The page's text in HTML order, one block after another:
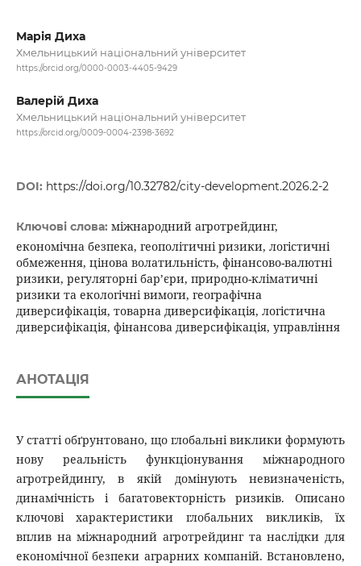
Марія Диха
Хмельницький національний університет
https://orcid.org/0000-0003-4405-9429
Валерій Диха
Хмельницький національний університет
https://orcid.org/0009-0004-2398-3692
DOI: https://doi.org/10.32782/city-development.2026.2-2
Ключові слова: міжнародний агротрейдинг,
економічна безпека, геополітичні ризики, логістичні
обмеження, цінова волатильність, фінансово-валютні
ризики, регуляторні бар’єри, природно-кліматичні
ризики та екологічні вимоги, географічна
диверсифікація, товарна диверсифікація, логістична
диверсифікація, фінансова диверсифікація, управління
АНОТАЦІЯ
У статті обґрунтовано, що глобальні виклики формують
нову реальність функціонування міжнародного
агротрейдингу, в якій домінують невизначеність,
динамічність і багатовекторність ризиків. Описано
ключові характеристики глобальних викликів, їх
вплив на міжнародний агротрейдинг та наслідки для
економічної безпеки аграрних компаній. Встановлено,